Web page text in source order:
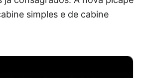
simples e de cabine